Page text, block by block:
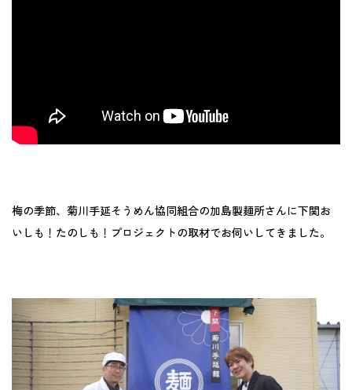
梅の季節、菊川手延そうめん協同組合の加島製麺所さんに下関お
いしも！たのしも！プロジェクトの取材でお伺いしてきました。